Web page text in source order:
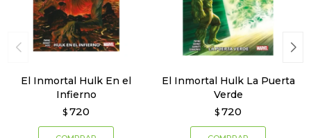
El Inmortal Hulk En el
Infierno
$ 720
El Inmortal Hulk La Puerta
Verde
$ 720